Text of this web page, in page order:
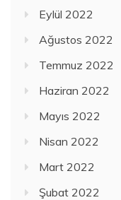
Eylül 2022
Ağustos 2022
Temmuz 2022
Haziran 2022
Mayıs 2022
Nisan 2022
Mart 2022
Şubat 2022